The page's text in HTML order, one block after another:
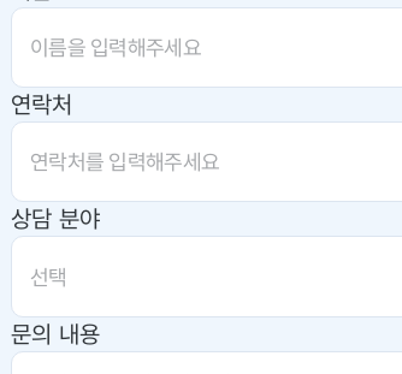
연락처
상담 분야
선택
문의 내용